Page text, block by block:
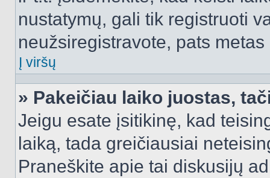
nustatymų, gali tik registruoti
neužsiregistravote, pats
Į viršų
» Pakeičiau laiko juostas,
Jeigu esate įsitikinę, kad
laiką, tada greičiausiai
Praneškite apie tai diskusijų